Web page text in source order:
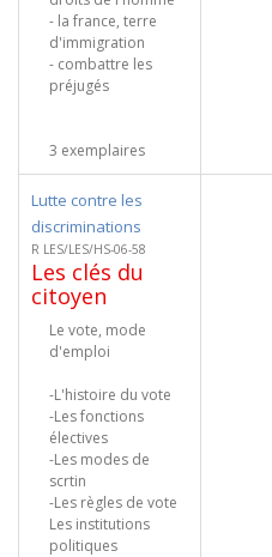
- la france, terre
d'immigration
- combattre les
préjugés
3 exemplaires
Lutte contre les
discriminations
R LES/LES/HS-06-58
Les clés du
citoyen
Le vote, mode
d'emploi
-L'histoire du vote
-Les fonctions
électives
-Les modes de
scrtin
-Les règles de vote
Les institutions
politiques